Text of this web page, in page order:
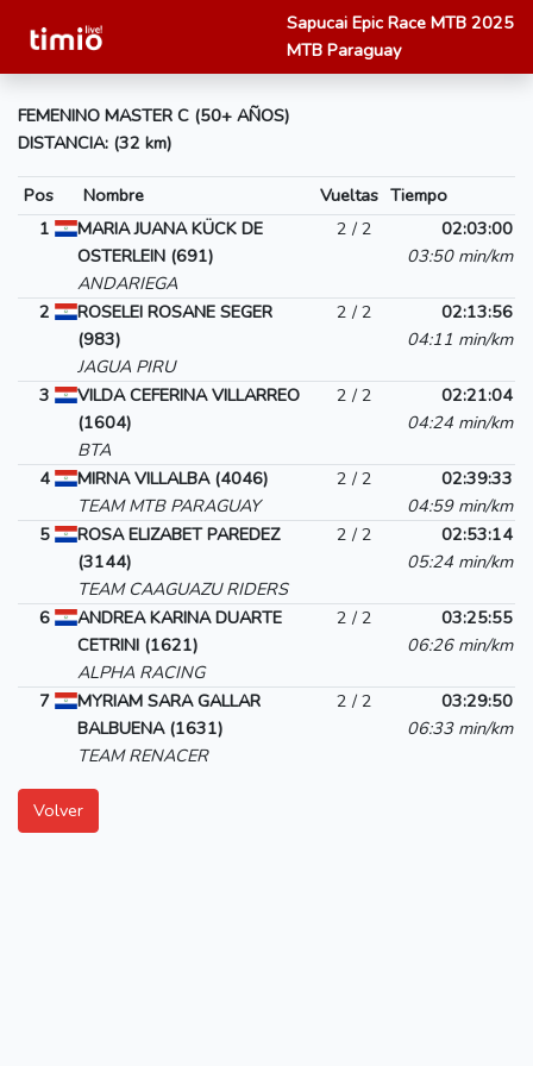
Sapucai Epic Race MTB 2025
MTB Paraguay
FEMENINO MASTER C (50+ AÑOS)
DISTANCIA: (32 km)
Pos Nombre Vueltas Tiempo
1
MARIA JUANA KÜCK DE
OSTERLEIN (691)
ANDARIEGA
2 / 2
02:03:00
03:50 min/km
2
ROSELEI ROSANE SEGER
(983)
JAGUA PIRU
2 / 2
02:13:56
04:11 min/km
3
VILDA CEFERINA VILLARREO
(1604)
BTA
2 / 2
02:21:04
04:24 min/km
4
MIRNA VILLALBA (4046)
TEAM MTB PARAGUAY
2 / 2
02:39:33
04:59 min/km
5
ROSA ELIZABET PAREDEZ
(3144)
TEAM CAAGUAZU RIDERS
2 / 2
02:53:14
05:24 min/km
6
ANDREA KARINA DUARTE
CETRINI (1621)
ALPHA RACING
2 / 2
03:25:55
06:26 min/km
7
MYRIAM SARA GALLAR
BALBUENA (1631)
TEAM RENACER
2 / 2
03:29:50
06:33 min/km
Volver